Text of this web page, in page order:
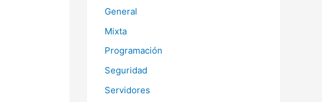
General
Mixta
Programación
Seguridad
Servidores